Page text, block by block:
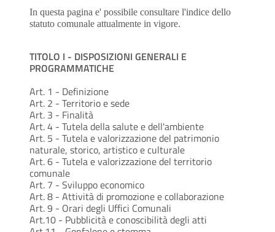
In questa pagina e' possibile consultare l'indice dello
statuto comunale attualmente in vigore.
TITOLO I - DISPOSIZIONI GENERALI E
PROGRAMMATICHE
Art. 1 - Definizione
Art. 2 - Territorio e sede
Art. 3 - Finalità
Art. 4 - Tutela della salute e dell'ambiente
Art. 5 - Tutela e valorizzazione del patrimonio
naturale, storico, artistico e culturale
Art. 6 - Tutela e valorizzazione del territorio
comunale
Art. 7 - Sviluppo economico
Art. 8 - Attività di promozione e collaborazione
Art. 9 - Orari degli Uffici Comunali
Art.10 - Pubblicità e conoscibilità degli atti